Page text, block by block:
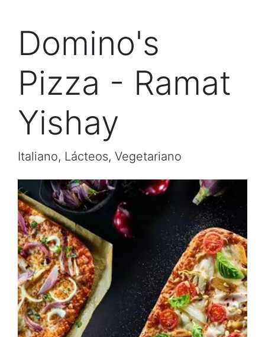
Domino's
Pizza - Ramat
Yishay
Italiano, Lácteos, Vegetariano